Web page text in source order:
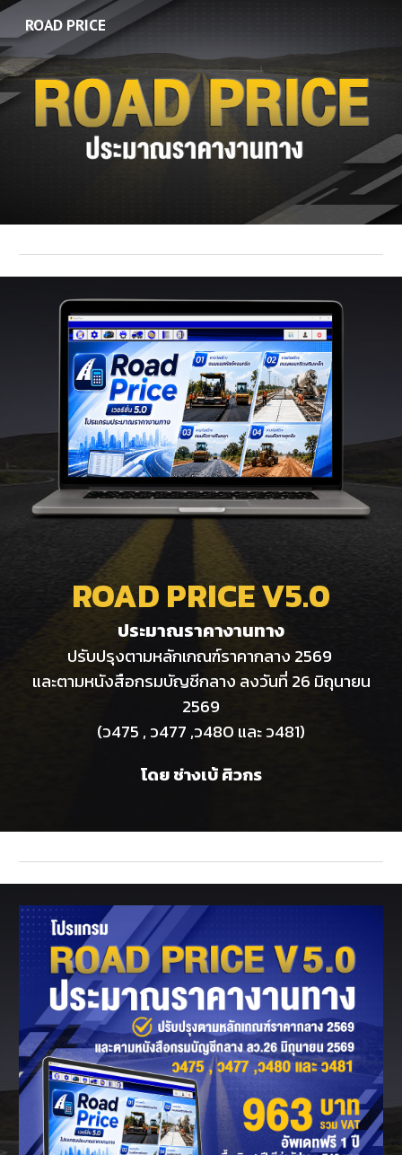
Skip to main content
ROAD PRICE
ROAD PRICE V5.0
ประมาณราคางานทาง
ปรับปรุงตามหลักเกณฑ์ราคากลาง 2569
และตามหนังสือกรมบัญชีกลาง ลงวันที่ 26 มิถุนายน
2569
(ว475 , ว477 ,ว480 และ ว481)
โดย ช่างเบ้ ศิวกร